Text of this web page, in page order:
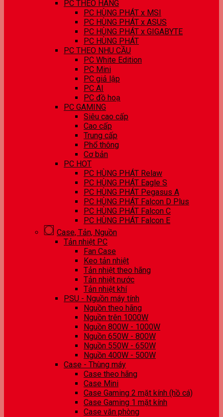
PC THEO HÃNG
PC HÙNG PHÁT x MSI
PC HÙNG PHÁT x ASUS
PC HÙNG PHÁT x GIGABYTE
PC HÙNG PHÁT
PC THEO NHU CẦU
PC White Edition
PC Mini
PC giả lập
PC AI
PC đồ hoạ
PC GAMING
Siêu cao cấp
Cao cấp
Trung cấp
Phổ thông
Cơ bản
PC HOT
PC HÙNG PHÁT Relaw
PC HÙNG PHÁT Eagle S
PC HÙNG PHÁT Pegasus A
PC HÙNG PHÁT Falcon D Plus
PC HÙNG PHÁT Falcon C
PC HÙNG PHÁT Falcon E
Case, Tản, Nguồn
Tản nhiệt PC
Fan Case
Keo tản nhiệt
Tản nhiệt theo hãng
Tản nhiệt nước
Tản nhiệt khí
PSU - Nguồn máy tính
Nguồn theo hãng
Nguồn trên 1000W
Nguồn 800W - 1000W
Nguồn 650W - 800W
Nguồn 550W - 650W
Nguồn 400W - 500W
Case - Thùng máy
Case theo hãng
Case Mini
Case Gaming 2 mặt kính (hồ cá)
Case Gaming 1 mặt kính
Case văn phòng